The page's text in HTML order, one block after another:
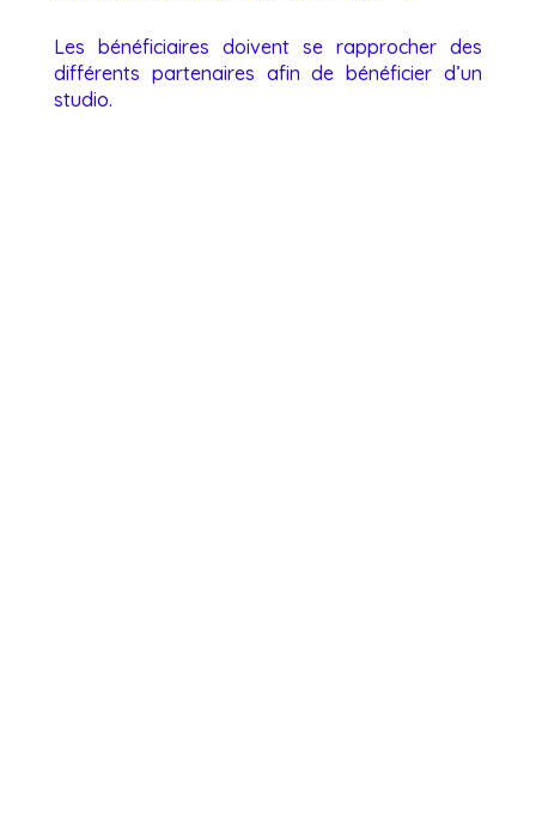
Les bénéficiaires doivent se rapprocher des
différents partenaires afin de bénéficier d’un
studio.